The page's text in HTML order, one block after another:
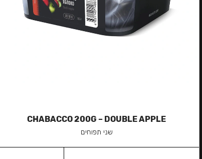
CHABACCO 200G – DOUBLE APPLE
שני תפוחים